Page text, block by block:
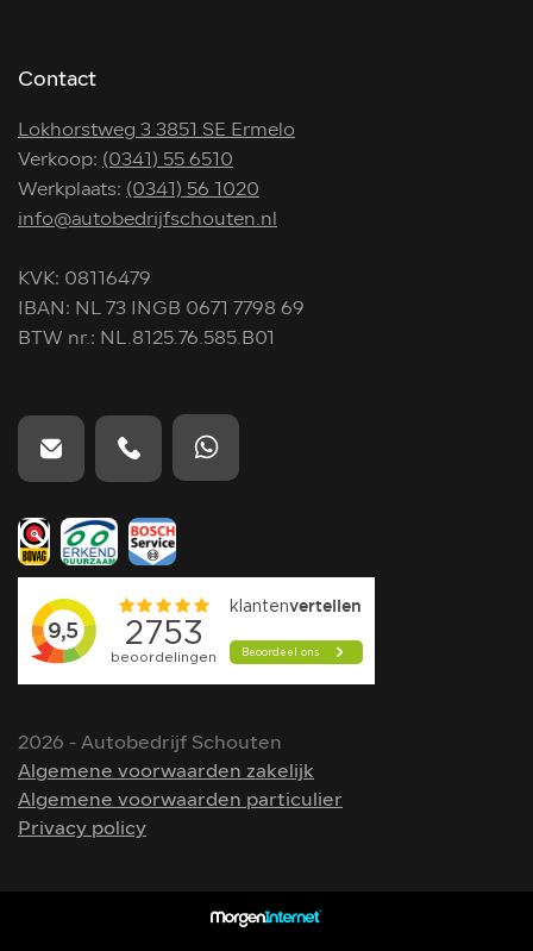
Contact
Lokhorstweg 3 3851 SE Ermelo
Verkoop: (0341) 55 6510
Werkplaats: (0341) 56 1020
info@autobedrijfschouten.nl
KVK: 08116479
IBAN: NL 73 INGB 0671 7798 69
BTW nr.: NL.8125.76.585.B01
2026 - Autobedrijf Schouten
Algemene voorwaarden zakelijk
Algemene voorwaarden particulier
Privacy policy